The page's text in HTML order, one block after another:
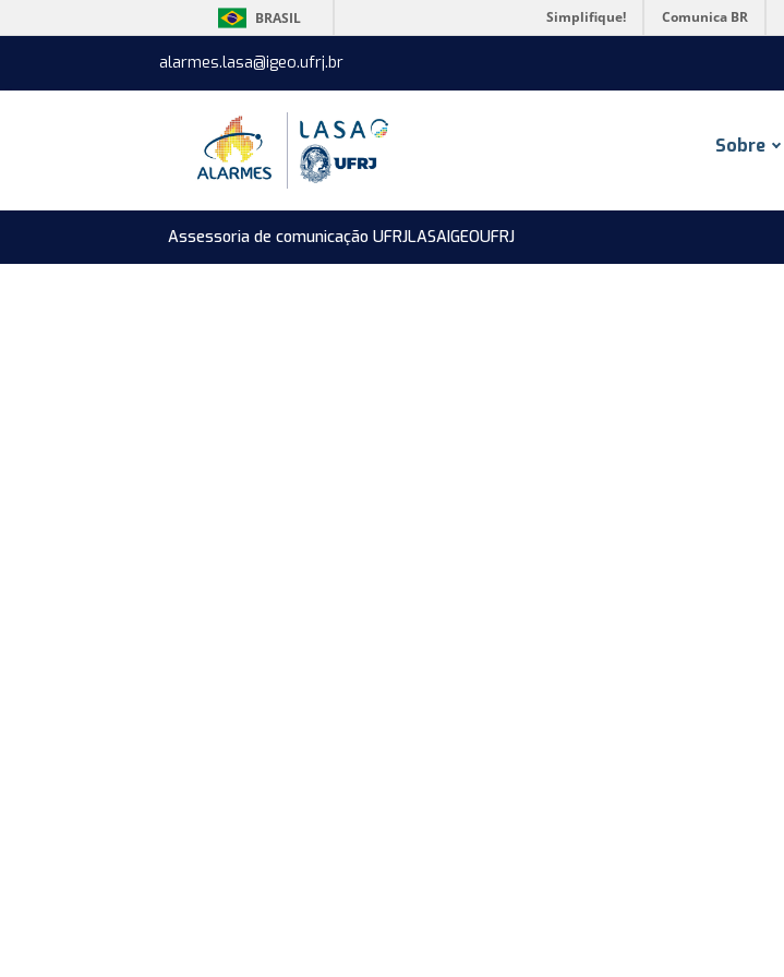
BRASIL Simplifique! Comunica BR
alarmes.lasa@igeo.ufrj.br
Sobre
Assessoria de comunicação UFRJLASAIGEOUFRJ